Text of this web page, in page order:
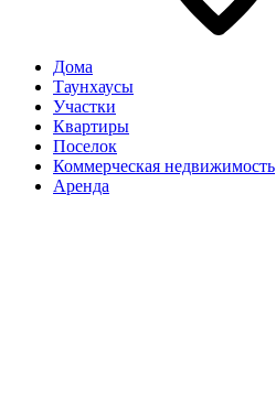
Дома
Таунхаусы
Участки
Квартиры
Поселок
Коммерческая недвижимость
Аренда